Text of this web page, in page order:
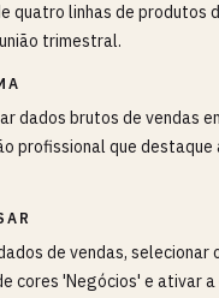
quatro linhas de produtos
trimestral.
dados brutos de vendas
profissional que
de vendas, selecionar
cores 'Negócios' e ativar